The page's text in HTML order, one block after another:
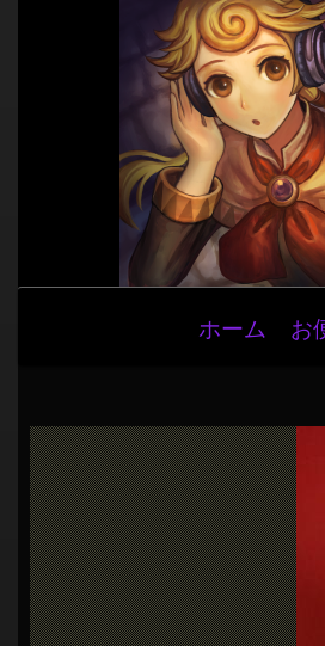
ビ
ゲ
ー
シ
ョ
ン
ホーム お